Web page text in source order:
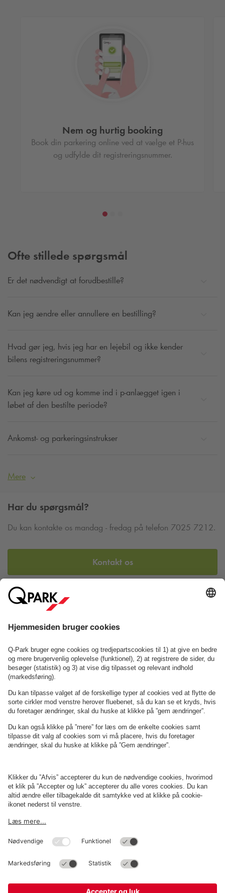
Nem og hurtig booking
Book din parkering online ved at vælge et P-hus
og udfylde dit registreringsnummer.
Ofte stillede spørgsmål
Er det nødvendigt at forudbestille?
Kan jeg ændre eller annullere en bestilling?
Hvad gør jeg, hvis jeg har en lejebil og ikke kender
bilens registreringsnummer?
Kan jeg køre ud og komme ind i p-anlægget igen i
løbet af den bestilte periode?
Ankomst- og parkeringsinstrukser
Mere
Har du spørgsmål?
Du kan kontakte os mandag - fredag på telefon 7025 7212.
Kontakt os
Eller find os her:
OmQ-Park
Erhverv
Betingelser og politikker